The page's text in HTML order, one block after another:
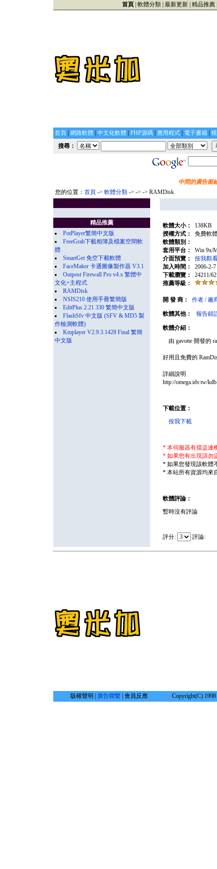
首頁| 軟體分類| 最新更新| 精品推薦
首頁 網路軟體 中文化軟體 PHP源碼 應用程式 電子書籍
搜尋：
中間的廣告留
您的位置： 首頁 -> 軟體分類 -> -> -> RAMDisk
精品推薦
PotPlayer繁簡中文版
FreeGrab下載相簿及檔案空間軟
體
SmartGet 免空下載軟體
FaceMaker 卡通圖像製作器 V3.1
Outpost Firewall Pro v4.x 繁體中
文化+主程式
RAMDisk
NSIS210 使用手冊繁簡版
EditPlus 2.21 330 繁簡中文版
FlashSfv 中文版 (SFV & MD5 製
作檢測軟體)
Kmplayer V2.9.3.1428 Final 繁簡
中文版
軟體大小：
138KB
授權方式：
免費軟
軟體類別：
套用平台：
Win 9x/
介面預覽：
按我觀
加入時間：
2006-2-7
下載瀏覽：
24211/
推薦等級：
開 發 商： 作者 / 廠
軟體其他： 報告錯
軟體介紹：
由 gavotte 開發的
好用且免費的
詳細說明
http://omega.idv.tw/
下載位置：
按我下載
* 本伺服器有擋盜連
* 如果您有出現請勿
* 如果您發現該軟體
* 本站所有資源均來
軟體評論：
暫時沒有評論
評分: 評論:
版權聲明 | 廣告聯繫 | 會員反應 Copyright(C)